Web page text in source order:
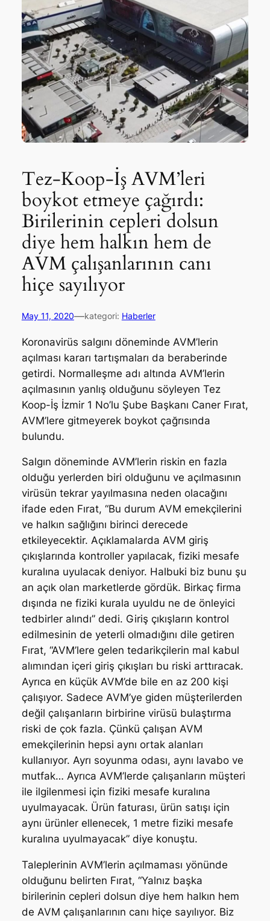
Tez-Koop-İş AVM’leri
boykot etmeye çağırdı:
Birilerinin cepleri dolsun
diye hem halkın hem de
AVM çalışanlarının canı
hiçe sayılıyor
May 11, 2020—kategori: Haberler
Koronavirüs salgını döneminde AVM’lerin
açılması kararı tartışmaları da beraberinde
getirdi. Normalleşme adı altında AVM’lerin
açılmasının yanlış olduğunu söyleyen Tez
Koop-İş İzmir 1 No’lu Şube Başkanı Caner Fırat,
AVM’lere gitmeyerek boykot çağrısında
bulundu.
Salgın döneminde AVM’lerin riskin en fazla
olduğu yerlerden biri olduğunu ve açılmasının
virüsün tekrar yayılmasına neden olacağını
ifade eden Fırat, “Bu durum AVM emekçilerini
ve halkın sağlığını birinci derecede
etkileyecektir. Açıklamalarda AVM giriş
çıkışlarında kontroller yapılacak, fiziki mesafe
kuralına uyulacak deniyor. Halbuki biz bunu şu
an açık olan marketlerde gördük. Birkaç firma
dışında ne fiziki kurala uyuldu ne de önleyici
tedbirler alındı” dedi. Giriş çıkışların kontrol
edilmesinin de yeterli olmadığını dile getiren
Fırat, “AVM’lere gelen tedarikçilerin mal kabul
alımından içeri giriş çıkışları bu riski arttıracak.
Ayrıca en küçük AVM’de bile en az 200 kişi
çalışıyor. Sadece AVM’ye giden müşterilerden
değil çalışanların birbirine virüsü bulaştırma
riski de çok fazla. Çünkü çalışan AVM
emekçilerinin hepsi aynı ortak alanları
kullanıyor. Ayrı soyunma odası, aynı lavabo ve
mutfak… Ayrıca AVM’lerde çalışanların müşteri
ile ilgilenmesi için fiziki mesafe kuralına
uyulmayacak. Ürün faturası, ürün satışı için
aynı ürünler ellenecek, 1 metre fiziki mesafe
kuralına uyulmayacak” diye konuştu.
Taleplerinin AVM’lerin açılmaması yönünde
olduğunu belirten Fırat, “Yalnız başka
birilerinin cepleri dolsun diye hem halkın hem
de AVM çalışanlarının canı hiçe sayılıyor. Biz